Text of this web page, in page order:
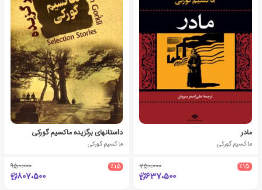
مادر
ماکسیم گورکی
٪15 750،000
637،500
داستانهای برگزیده ماکسیم گورکی
ماکسیم گورکی
٪15 950،000
807،500